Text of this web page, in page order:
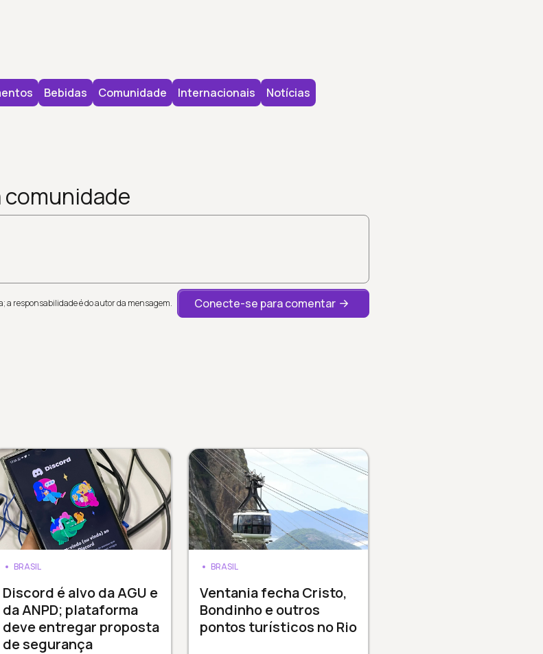
Bebidas Comunidade Internacionais Notícias
comunidade
a responsabilidade é do autor da mensagem. Conecte-se para comentar
BRASIL
Discord é alvo da AGU e
da ANPD; plataforma
deve entregar proposta
de segurança
BRASIL
Ventania fecha Cristo,
Bondinho e outros
pontos turísticos no Rio